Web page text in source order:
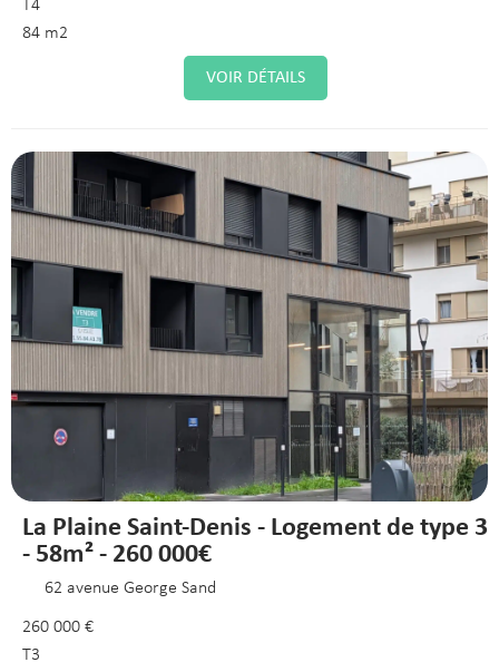
T4
84 m2
VOIR DÉTAILS
La Plaine Saint-Denis - Logement de type 3
- 58m² - 260 000€
62 avenue George Sand
260 000 €
T3